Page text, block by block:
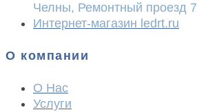
Челны, Ремонтный проезд 7
Интернет-магазин ledrt.ru
О компании
О Нас
Услуги